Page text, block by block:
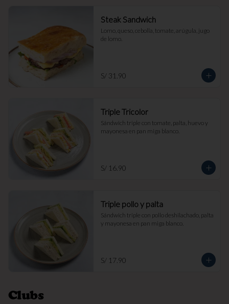
Steak Sandwich
Lomo, queso, cebolla, tomate, arúgula, jugo
de lomo.
S/ 31.90
Triple Tricolor
Sándwich triple con tomate, palta, huevo y
mayonesa en pan miga blanco.
S/ 16.90
Triple pollo y palta
Sándwich triple con pollo deshilachado, palta
y mayonesa en pan miga blanco.
S/ 17.90
Clubs